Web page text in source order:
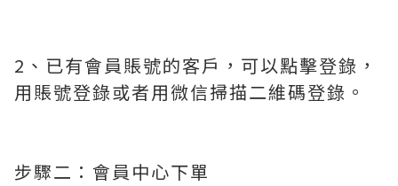
2、已有會員賬號的客戶，可以點擊登錄，
用賬號登錄或者用微信掃描二維碼登錄。
步驟二：會員中心下單